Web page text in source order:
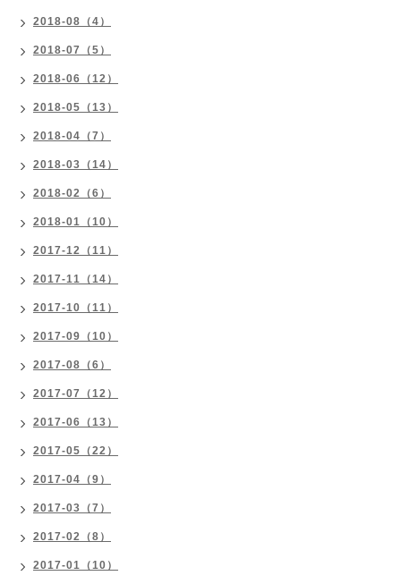
2018-08（4）
2018-07（5）
2018-06（12）
2018-05（13）
2018-04（7）
2018-03（14）
2018-02（6）
2018-01（10）
2017-12（11）
2017-11（14）
2017-10（11）
2017-09（10）
2017-08（6）
2017-07（12）
2017-06（13）
2017-05（22）
2017-04（9）
2017-03（7）
2017-02（8）
2017-01（10）